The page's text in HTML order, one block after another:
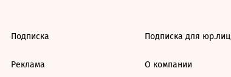
Подписка
Реклама
Подписка для юр.лиц
О компании